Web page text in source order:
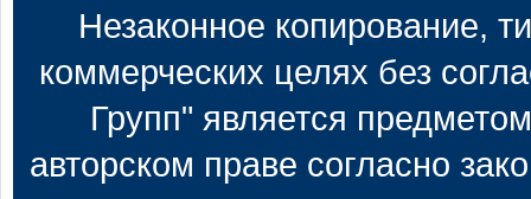
Незаконное копирование,
коммерческих целях без
Групп" является
авторском праве согласно